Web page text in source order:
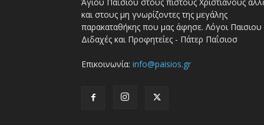
και στους μη γνωρίζοντες της μεγάλης
παρακαταθήκης που μας άφησε. Λόγοι Παισιου
Διδαχές και Προφητείες - Πάτερ Παΐσιοσ
Επικοινωνία: info@paisios.gr